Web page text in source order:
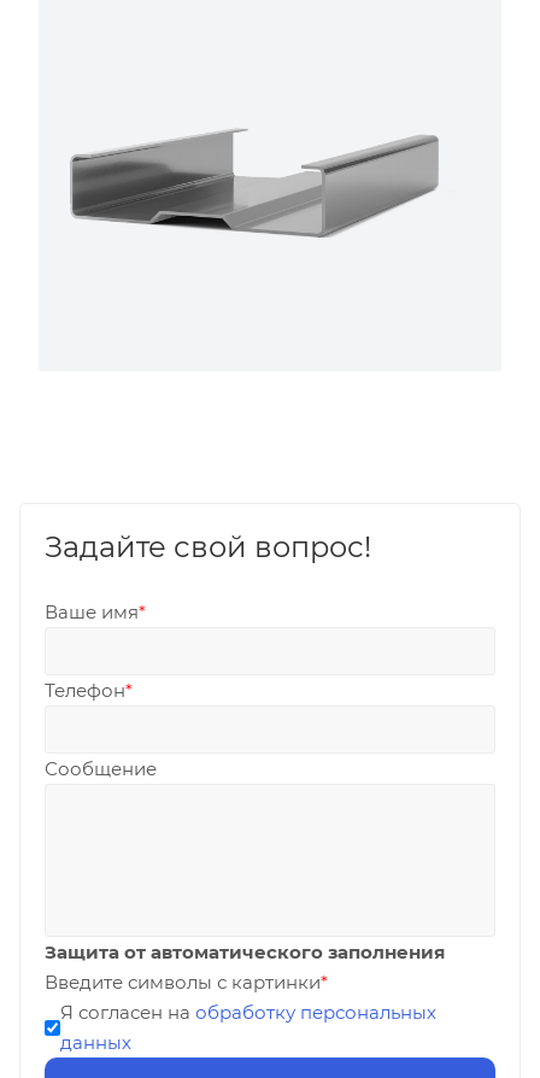
Задайте свой вопрос!
Ваше имя*
Телефон*
Сообщение
Защита от автоматического заполнения
Введите символы с картинки*
Я согласен на обработку персональных
данных